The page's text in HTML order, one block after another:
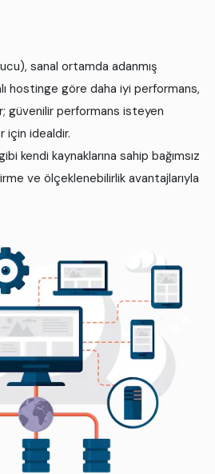
sanal ortamda adanmış
hostinge göre daha iyi performans,
güvenilir performans isteyen
için idealdir.
kendi kaynaklarına sahip bağımsız
ve ölçeklenebilirlik avantajlarıyla